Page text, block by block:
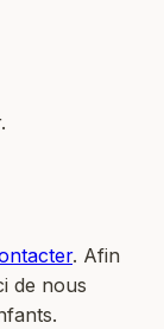
. Afin
de nous